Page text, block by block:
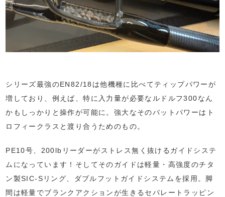
シリーズ最強のEN82/18は他機種に比べてティップパワーが
増しており、例えば、特に入力量が必要なルドルフ300なん
かもしっかりと操作が可能に。強大なそのバットパワーはト
ロフィークラスと渡り合うためのもの。
PE10号、200lbリーダーがストレス無く抜けるガイドシステ
ムになっています！そしてそのガイドは軽量・高強度のチタ
ン製SIC-Sリング、ダブルフットガイドシステムを採用。脚
間は軽量でブランクアクションが生きるセパレートラッピン